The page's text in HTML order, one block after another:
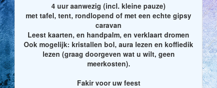
4 uur aanwezig (incl. kleine pauze)
met tafel, tent, rondlopend of met een echte gipsy
caravan
Leest kaarten, en handpalm, en verklaart dromen
Ook mogelijk: kristallen bol, aura lezen en koffiedik
lezen (graag doorgeven wat u wilt, geen
meerkosten).
Fakir voor uw feest